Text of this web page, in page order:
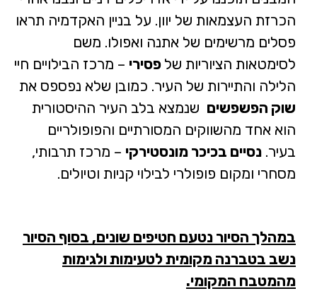
הכרזת העצמאות של יוון. על בניין האקדמיה תראו
פסלים מרשימים של אתנה ואפולו. משם
לסימטאות הציוריות של פסירי – מרכז הבילויים חיי
הלילה והתיירות של העיר. כמובן שלא נפספס את
שוק הפשפשים שנמצא בלב העיר ההיסטורית
הוא אחד מהשווקים המסורתיים והפופולריים
בעיר. נסיים בכיכר מונסטירקי – מרכז תרבותי,
מסחרי ומקום פופולרי לבילוי קניות וטיולים.
במהלך הסיור נטעם חטיפים שונים, בסוף הסיור
נשב בטברנה מקומית לטעימות ולגימות
מהמטבח המקומי.